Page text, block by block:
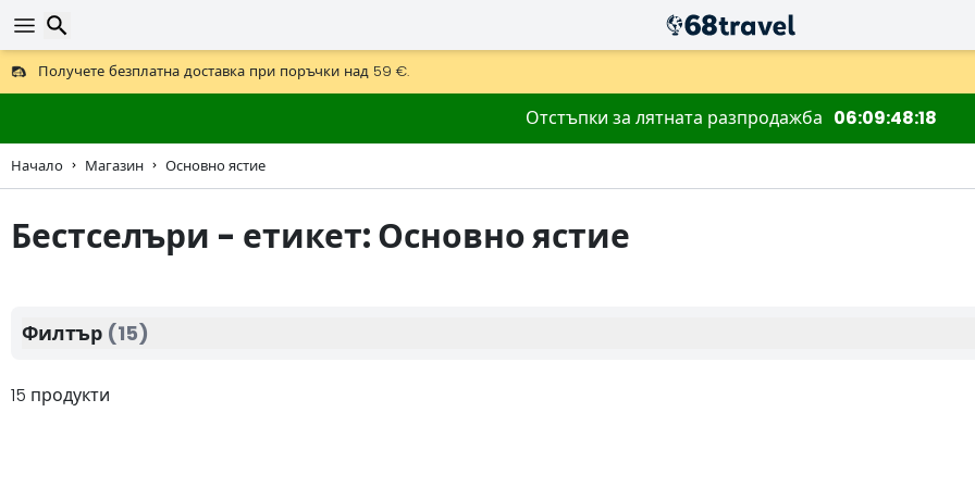
Получете безплатна доставка при поръчки над 59 €.
Предлага се и DHL Express за една нощ.
Отстъпки за лятната разпродажба 06 09 48 17
Начало Магазин Основно ястие
Бестселъри - етикет: Основно ястие
15 продукти
Филтър (15)